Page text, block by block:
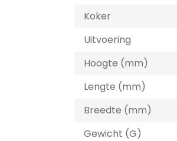
Koker
Uitvoering
Hoogte (mm)
Lengte (mm)
Breedte (mm)
Gewicht (G)